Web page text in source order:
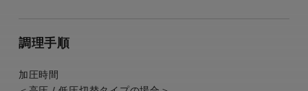
調理手順
加圧時間